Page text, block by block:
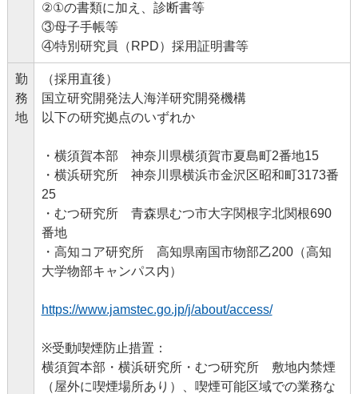
②①の書類に加え、診断書等
③母子手帳等
④特別研究員（RPD）採用証明書等
勤
務
地
（採用直後）
国立研究開発法人海洋研究開発機構
以下の研究拠点のいずれか
・横須賀本部 神奈川県横須賀市夏島町2番地15
・横浜研究所 神奈川県横浜市金沢区昭和町3173番
25
・むつ研究所 青森県むつ市大字関根字北関根690
番地
・高知コア研究所 高知県南国市物部乙200（高知
大学物部キャンパス内）
https://www.jamstec.go.jp/j/about/access/
※受動喫煙防止措置：
横須賀本部・横浜研究所・むつ研究所 敷地内禁煙
（屋外に喫煙場所あり）、喫煙可能区域での業務な